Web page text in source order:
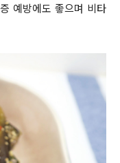
예방에도 좋으며 비타